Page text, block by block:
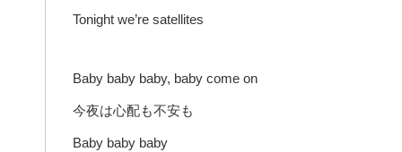
Tonight we’re satellites
Baby baby baby, baby come on
今夜は心配も不安も
Baby baby baby